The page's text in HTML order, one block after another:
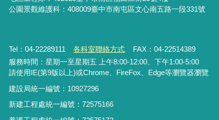
公園景觀維護科：408009臺中市南屯區文心南五路一段331號
Tel：04-22289111 各科室聯絡方式
FAX：04-22514389
服務時間：星期一至星期五 上午8:00-12:00、下午1:00-5:00
請使用IE(第9版以上)或Chrome、FireFox、Edge等瀏覽器瀏覽
建設局統一編號：10927296
新建工程處統一編號 ： 72575166